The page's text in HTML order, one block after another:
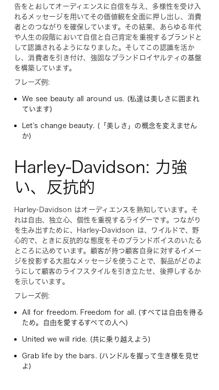
告をとおしてオーディエンスに自信を与え、多様性を受け入
れるメッセージを用いてその価値観を全面に押し出し、消費
者とのつながりを確保しています。その結果、あらゆる年代
や人生の段階において自信と自己肯定を重視するブランドと
して認識されるようになりました。そしてこの認識を活か
し、消費者を引き付け、強固なブランドロイヤルティの基盤
を構築しています。
フレーズ例:
We see beauty all around us. (私達は美しさに囲まれ
ています)
Let’s change beauty. (「美しさ」の概念を変えません
か)
Harley-Davidson: 力強
い、反抗的
Harley-Davidson はオーディエンスを熟知しています。そ
れは自由、独立心、個性を重視するライダーです。つながり
を生み出すために、Harley-Davidson は、ワイルドで、野
心的で、ときに反抗的な態度をそのブランドボイスのいたる
ところに込めています。顧客が持つ顧客自身に対するイメー
ジを投影する大胆なメッセージを使うことで、製品がどのよ
うにして顧客のライフスタイルを引き立たせ、後押しするか
を示しています。
フレーズ例:
All for freedom. Freedom for all. (すべては自由を得る
ため。自由を愛するすべての人へ)
United we will ride. (共に乗り越えよう)
Grab life by the bars. (ハンドルを握って生き様を見せ
よ)